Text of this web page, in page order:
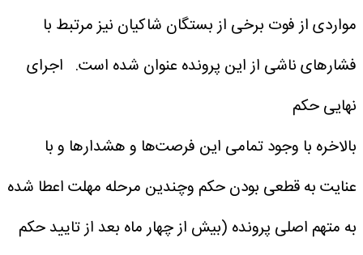
مواردی از فوت برخی از بستگان شاکیان نیز مرتبط با
فشار‌های ناشی از این پرونده عنوان شده است. اجرای
نهایی حکم
بالاخره با وجود تمامی این فرصت‌ها و هشدار‌ها و با
عنایت به قطعی بودن حکم وچندین مرحله مهلت اعطا شده
به متهم اصلی پرونده (بیش از چهار ماه بعد از تایید حکم